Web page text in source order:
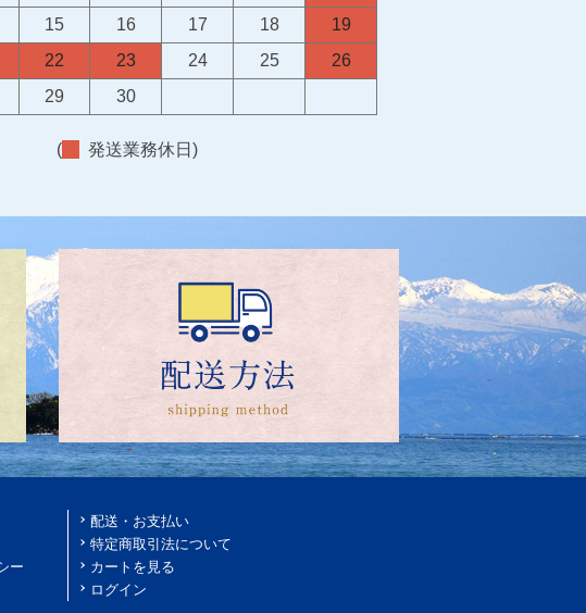
15 16 17 18
19
22 23 24 25
26
29 30
( 発送業務休日)
ー
配送・お支払い
特定商取引法について
カートを見る
ログイン